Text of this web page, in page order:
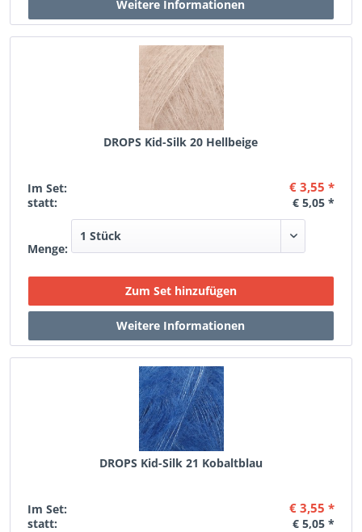
DROPS Kid-Silk 20 Hellbeige
Im Set: € 3,55 *
statt: € 5,05 *
Menge:
DROPS Kid-Silk 21 Kobaltblau
Im Set: € 3,55 *
statt: € 5,05 *